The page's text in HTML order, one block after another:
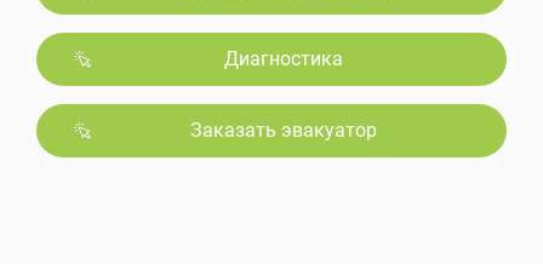
Диагностика
Заказать эвакуатор